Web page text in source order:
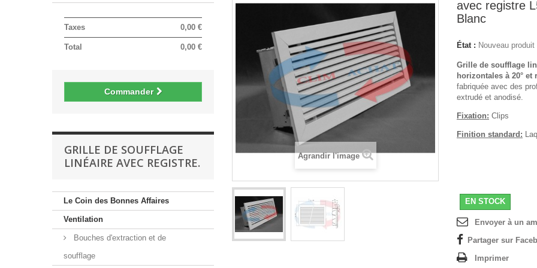
0,00 €
Taxes
0,00 €
Total
Commander
GRILLE DE SOUFFLAGE
LINÉAIRE AVEC REGISTRE.
Le Coin des Bonnes Affaires
Ventilation
Bouches d'extraction et de
soufflage
Agrandir l'image
avec registre
Blanc
État : Nouveau produit
Grille de soufflage
horizontales à 20° et
fabriquée avec des
extrudé et anodisé.
Fixation: Clips
Finition standard:
EN STOCK
Envoyer à un
Partager sur
Imprimer